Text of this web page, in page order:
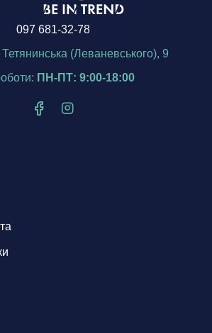
097 681-32-78
(Леваневського), 9
ПН-ПТ: 9:00-18:00